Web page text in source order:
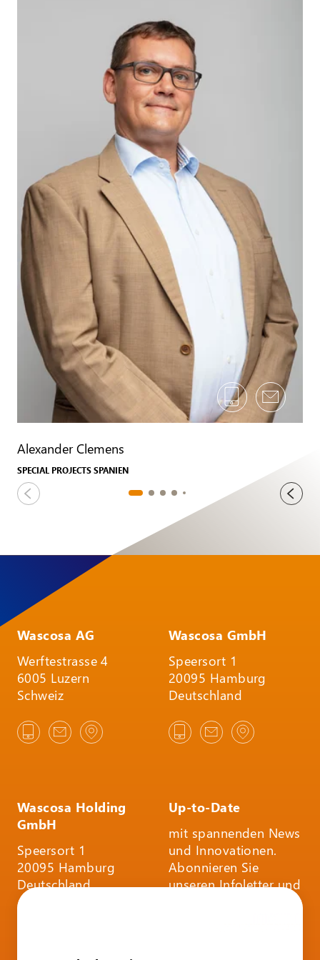
Alexander Clemens
SPECIAL PROJECTS SPANIEN
Wascosa AG
Werftestrasse 4
6005 Luzern
Schweiz
Wascosa GmbH
Speersort 1
20095 Hamburg
Deutschland
Wascosa Holding
GmbH
Speersort 1
20095 Hamburg
Deutschland
Up-to-Date
mit spannenden News
und Innovationen.
Abonnieren Sie
unseren Infoletter und